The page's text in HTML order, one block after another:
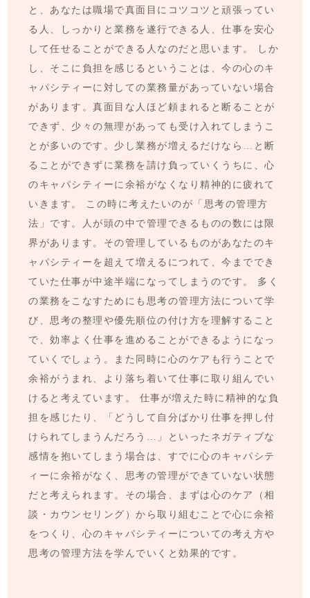
と、あなたは職場で真面目にコツコツと頑張ってい
る人、しっかりと業務を遂行できる人、仕事を安心
して任せることができる人なのだと思います。 しか
し、そこに負担を感じるということは、今の心のキ
ャパシティーに対しての業務量があっていない場合
があります。真面目な人ほど頼まれると断ることが
できず、少々の無理があっても受け入れてしまうこ
とが多いのです。少し業務が増えるだけなら…と断
ることができずに業務を請け負っていくうちに、心
のキャパシティーに余裕がなくなり精神的に疲れて
いきます。 この時に考えたいのが「思考の管理方
法」です。人が頭の中で管理できるものの数には限
界があります。その管理しているものがあなたのキ
ャパシティーを超えて増えるにつれて、今まででき
ていた仕事が中途半端になってしまうのです。 多く
の業務をこなすためにも思考の管理方法について学
び、思考の整理や優先順位の付け方を理解すること
で、効率よく仕事を進めることができるようになっ
ていくでしょう。また同時に心のケアも行うことで
余裕がうまれ、より落ち着いて仕事に取り組んでい
けると考えています。 仕事が増えた時に精神的な負
担を感じたり、「どうして自分ばかり仕事を押し付
けられてしまうんだろう…」といったネガティブな
感情を抱いてしまう場合は、すでに心のキャパシテ
ィーに余裕がなく、思考の管理ができていない状態
だと考えられます。その場合、まずは心のケア（相
談・カウンセリング）から取り組むことで心に余裕
をつくり、心のキャパシティーについての考え方や
思考の管理方法を学んでいくと効果的です。